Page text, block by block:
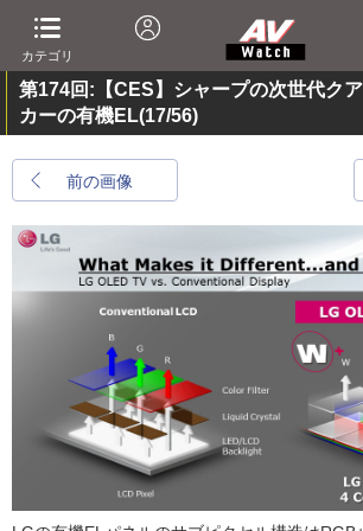
カテゴリ
第174回:【CES】シャープの次世代ク
カーの有機EL(17/56)
前の画像